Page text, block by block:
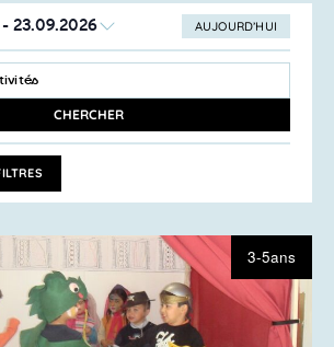
AUJOURD’HUI
- 23.09.2026
CHERCHER
3-5ans